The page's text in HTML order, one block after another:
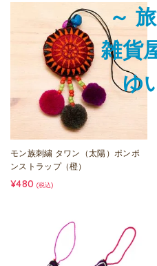
モン族刺繍 タワン（太陽）ポンポ
ンストラップ（橙）
¥480 (税込)